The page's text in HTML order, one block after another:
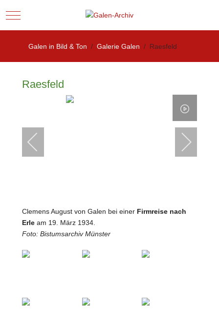
Mobile Menu Toggle
Galen in Bild & Ton Galerie Galen Raesfeld
Raesfeld
Clemens August von Galen bei einer Firmreise nach
Erle am 19. März 1934.
Foto: Bistumsarchiv Münster